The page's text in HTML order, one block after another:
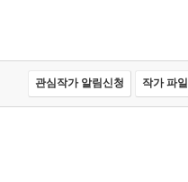
관심작가 알림신청 작가 파일